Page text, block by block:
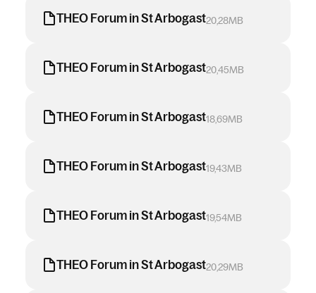
THEO Forum in St Arbogast20,28MB
THEO Forum in St Arbogast20,45MB
THEO Forum in St Arbogast18,69MB
THEO Forum in St Arbogast19,43MB
THEO Forum in St Arbogast19,54MB
THEO Forum in St Arbogast20,29MB